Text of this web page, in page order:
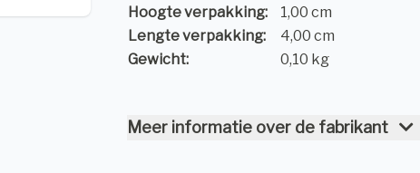
Hoogte verpakking:
1,00 cm
Lengte verpakking:
4,00 cm
Gewicht:
0,10 kg
Meer informatie over de fabrikant